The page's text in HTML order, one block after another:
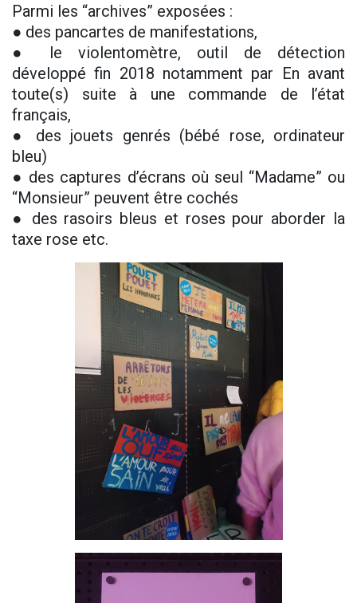
Parmi les “archives” exposées :
● des pancartes de manifestations,
● le violentomètre, outil de détection
développé fin 2018 notamment par En avant
toute(s) suite à une commande de l’état
français,
● des jouets genrés (bébé rose, ordinateur
bleu)
● des captures d’écrans où seul “Madame” ou
“Monsieur” peuvent être cochés
● des rasoirs bleus et roses pour aborder la
taxe rose etc.